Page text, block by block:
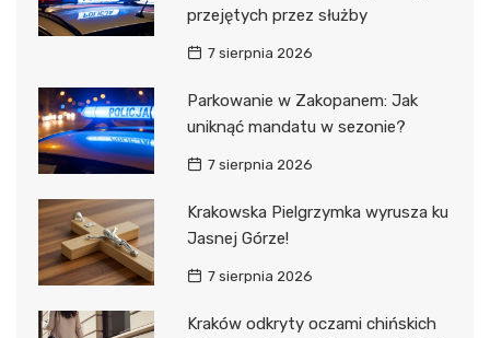
przejętych przez służby
7 sierpnia 2026
Parkowanie w Zakopanem: Jak
uniknąć mandatu w sezonie?
7 sierpnia 2026
Krakowska Pielgrzymka wyrusza ku
Jasnej Górze!
7 sierpnia 2026
Kraków odkryty oczami chińskich